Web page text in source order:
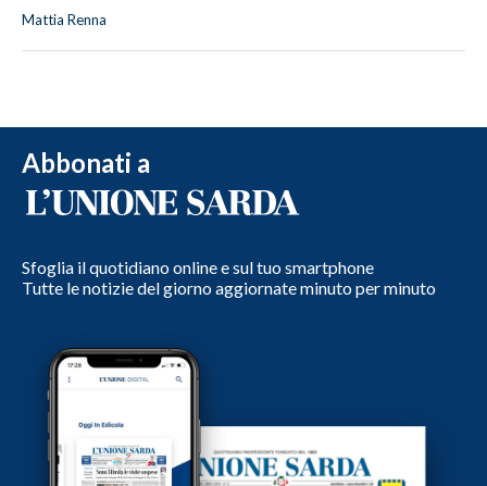
Mattia Renna
Abbonati a
Sfoglia il quotidiano online e sul tuo smartphone
Tutte le notizie del giorno aggiornate minuto per minuto